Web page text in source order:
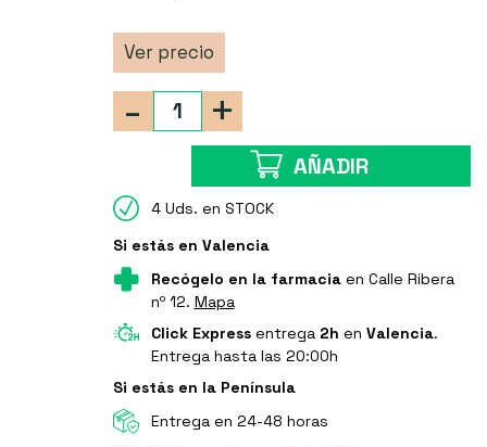
Ver precio
+
-
AÑADIR
4 Uds. en STOCK
Si estás en Valencia
Recógelo en la farmaciaen Calle Ribera
nº 12. Mapa
Click Expressentrega 2h en Valencia.
Entrega hasta las 20:00h
Si estás en la Península
Entrega en 24-48 horas